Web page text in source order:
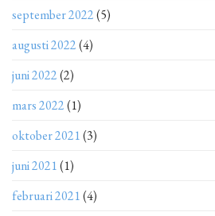
september 2022(5)
augusti 2022(4)
juni 2022(2)
mars 2022(1)
oktober 2021(3)
juni 2021(1)
februari 2021(4)